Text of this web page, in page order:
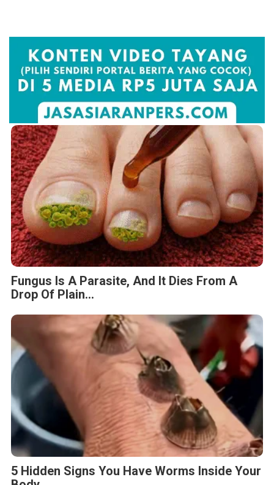
Fungus Is A Parasite, And It Dies From A
Drop Of Plain...
5 Hidden Signs You Have Worms Inside Your